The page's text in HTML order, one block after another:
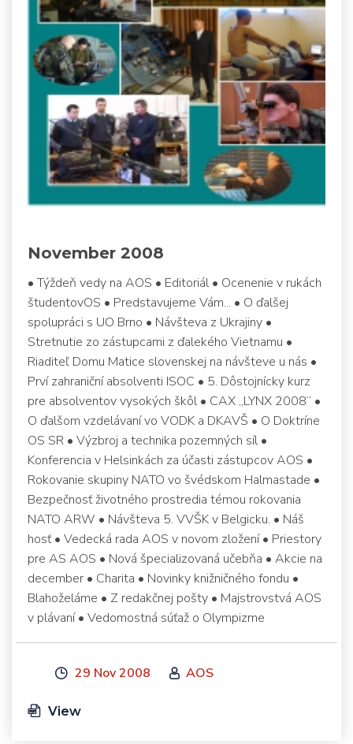
November 2008
• Týždeň vedy na AOS • Editoriál • Ocenenie v rukách
študentovOS • Predstavujeme Vám... • O ďalšej
spolupráci s UO Brno • Návšteva z Ukrajiny •
Stretnutie zo zástupcami z ďalekého Vietnamu •
Riaditeľ Domu Matice slovenskej na návšteve u nás •
Prví zahraniční absolventi ISOC • 5. Dôstojnícky kurz
pre absolventov vysokých škôl • CAX „LYNX 2008“ •
O ďalšom vzdelávaní vo VODK a DKAVŠ • O Doktríne
OS SR • Výzbroj a technika pozemných síl •
Konferencia v Helsinkách za účasti zástupcov AOS •
Rokovanie skupiny NATO vo švédskom Halmastade •
Bezpečnosť životného prostredia témou rokovania
NATO ARW • Návšteva 5. VVŠK v Belgicku. • Náš
hosť • Vedecká rada AOS v novom zložení • Priestory
pre AS AOS • Nová špecializovaná učebňa • Akcie na
december • Charita • Novinky knižničného fondu •
Blahoželáme • Z redakčnej pošty • Majstrovstvá AOS
v plávaní • Vedomostná súťaž o Olympizme
29 Nov 2008 AOS
View